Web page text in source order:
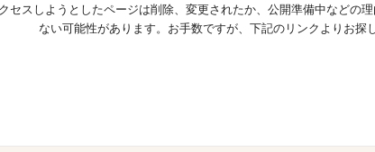
セスしようとしたページは削除、変更されたか、公開準備中などの
ない可能性があります。お手数ですが、下記のリンクよりお探